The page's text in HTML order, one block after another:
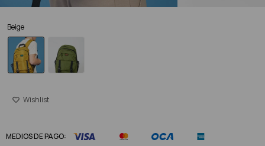
Beige
MEDIOS DE PAGO: